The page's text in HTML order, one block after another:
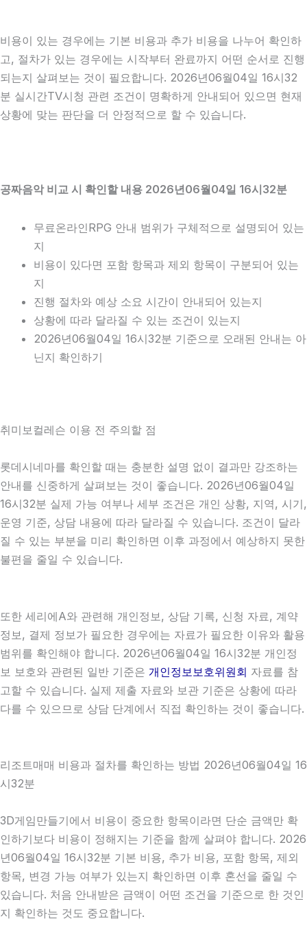
비용이 있는 경우에는 기본 비용과 추가 비용을 나누어 확인하
고, 절차가 있는 경우에는 시작부터 완료까지 어떤 순서로 진행
되는지 살펴보는 것이 필요합니다. 2026년06월04일 16시32
분 실시간TV시청 관련 조건이 명확하게 안내되어 있으면 현재
상황에 맞는 판단을 더 안정적으로 할 수 있습니다.
공짜음악 비교 시 확인할 내용 2026년06월04일 16시32분
무료온라인RPG 안내 범위가 구체적으로 설명되어 있는
지
비용이 있다면 포함 항목과 제외 항목이 구분되어 있는
지
진행 절차와 예상 소요 시간이 안내되어 있는지
상황에 따라 달라질 수 있는 조건이 있는지
2026년06월04일 16시32분 기준으로 오래된 안내는 아
닌지 확인하기
취미보컬레슨 이용 전 주의할 점
롯데시네마를 확인할 때는 충분한 설명 없이 결과만 강조하는
안내를 신중하게 살펴보는 것이 좋습니다. 2026년06월04일
16시32분 실제 가능 여부나 세부 조건은 개인 상황, 지역, 시기,
운영 기준, 상담 내용에 따라 달라질 수 있습니다. 조건이 달라
질 수 있는 부분을 미리 확인하면 이후 과정에서 예상하지 못한
불편을 줄일 수 있습니다.
또한 세리에A와 관련해 개인정보, 상담 기록, 신청 자료, 계약
정보, 결제 정보가 필요한 경우에는 자료가 필요한 이유와 활용
범위를 확인해야 합니다. 2026년06월04일 16시32분 개인정
보 보호와 관련된 일반 기준은 개인정보보호위원회 자료를 참
고할 수 있습니다. 실제 제출 자료와 보관 기준은 상황에 따라
다를 수 있으므로 상담 단계에서 직접 확인하는 것이 좋습니다.
리조트매매 비용과 절차를 확인하는 방법 2026년06월04일 16
시32분
3D게임만들기에서 비용이 중요한 항목이라면 단순 금액만 확
인하기보다 비용이 정해지는 기준을 함께 살펴야 합니다. 2026
년06월04일 16시32분 기본 비용, 추가 비용, 포함 항목, 제외
항목, 변경 가능 여부가 있는지 확인하면 이후 혼선을 줄일 수
있습니다. 처음 안내받은 금액이 어떤 조건을 기준으로 한 것인
지 확인하는 것도 중요합니다.